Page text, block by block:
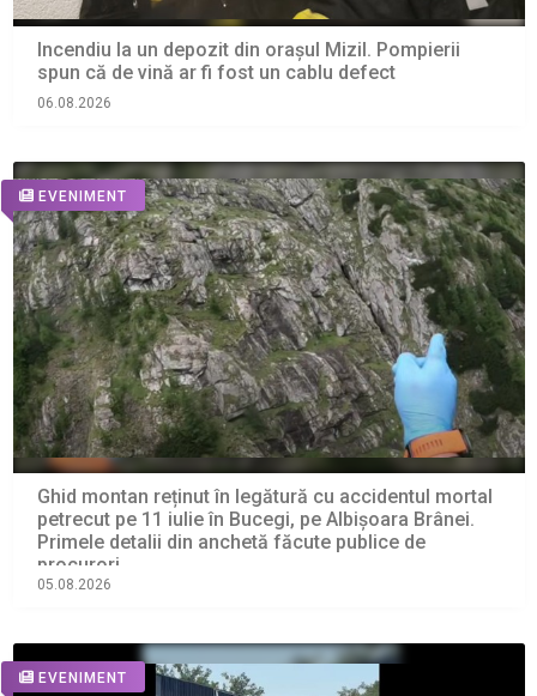
Incendiu la un depozit din orașul Mizil. Pompierii
spun că de vină ar fi fost un cablu defect
06.08.2026
EVENIMENT
Ghid montan reținut în legătură cu accidentul mortal
petrecut pe 11 iulie în Bucegi, pe Albișoara Brânei.
Primele detalii din anchetă făcute publice de
procurori
05.08.2026
EVENIMENT